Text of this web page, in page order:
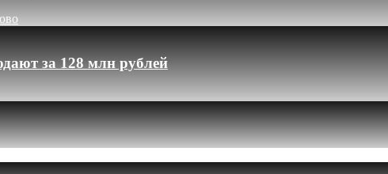
за 128 млн рублей